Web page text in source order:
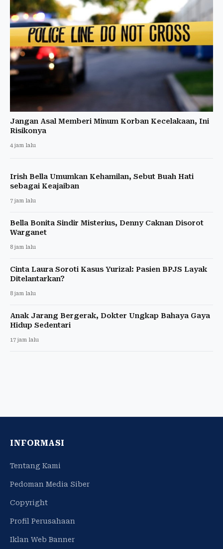
Jangan Asal Memberi Minum Korban Kecelakaan, Ini
Risikonya
4 jam lalu
Irish Bella Umumkan Kehamilan, Sebut Buah Hati
sebagai Keajaiban
7 jam lalu
Bella Bonita Sindir Misterius, Denny Caknan Disorot
Warganet
8 jam lalu
Cinta Laura Soroti Kasus Yurizal: Pasien BPJS Layak
Ditelantarkan?
8 jam lalu
Anak Jarang Bergerak, Dokter Ungkap Bahaya Gaya
Hidup Sedentari
17 jam lalu
INFORMASI
Tentang Kami
Pedoman Media Siber
Copyright
Profil Perusahaan
Iklan Web Banner